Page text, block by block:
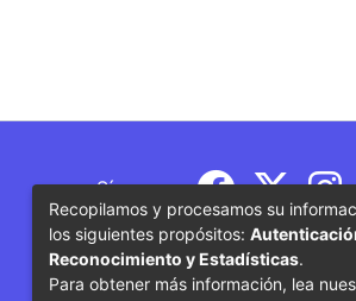
Síguenos
Recopilamos y procesamos su
los siguientes propósitos:
Reconocimiento y Estadísticas.
Para obtener más información, lea